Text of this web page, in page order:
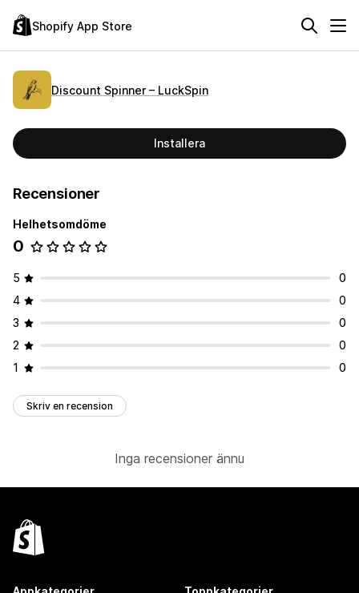
Shopify App Store
Discount Spinner – LuckSpin
Installera
Recensioner
Helhetsomdöme
0
5
0
4
0
3
0
2
0
1
0
Skriv en recension
Inga recensioner ännu